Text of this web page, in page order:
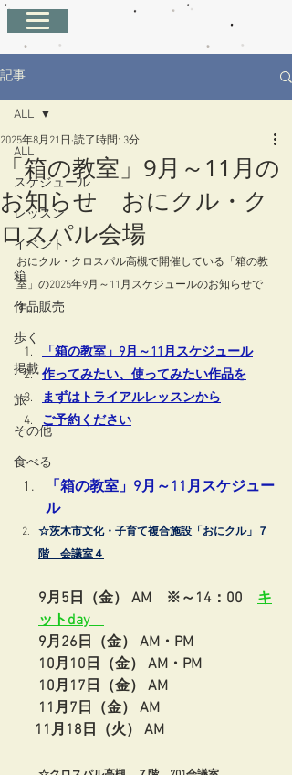
記事
ALL
スケジュール
レッスン
イベント
箱
作品販売
歩く
掲載
旅
その他
食べる
ALL
「箱の教室」9月～11月の
お知らせ おにクル・ク
ロスパル会場
2025年8月21日 読了時間: 3分
おにクル・クロスパル高槻で開催している「箱の教
室」の2025年9月～11月スケジュールのお知らせで
す。
「箱の教室」9月～11月スケジュール
作ってみたい、使ってみたい作品を
まずはトライアルレッスンから
ご予約ください
「箱の教室」9月～11月スケジュー
ル
☆茨木市文化・子育て複合施設「おにクル」７
階　会議室４
9月5日（金） AM　※～14：00 キ
ットday
9月26日（金） AM・PM
10月10日（金） AM・PM
10月17日（金） AM
11月7日（金） AM
11月18日（火） AM